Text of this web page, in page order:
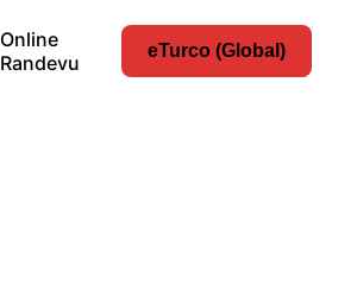
Online
Randevu
eTurco (Global)